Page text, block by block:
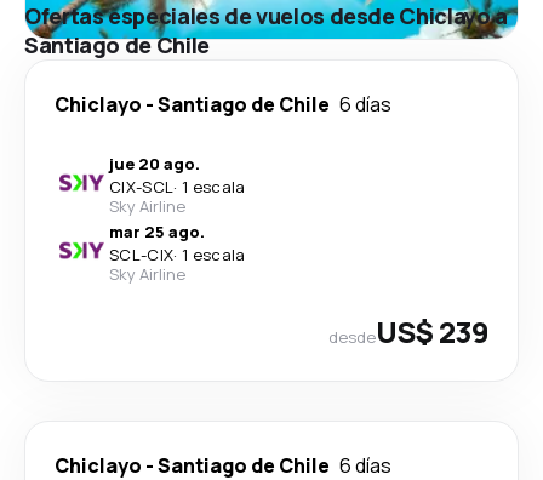
Ofertas especiales de vuelos desde Chiclayo a
Santiago de Chile
Chiclayo -Santiago de Chile 6 días
jue 20 ago.
CIX-SCL· 1 escala
Sky Airline
mar 25 ago.
SCL-CIX· 1 escala
Sky Airline
desdeUS$ 239
Chiclayo -Santiago de Chile 6 días